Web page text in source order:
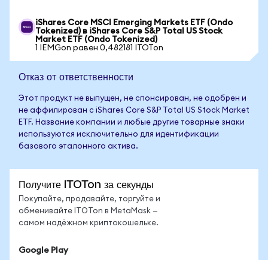
iShares Core MSCI Emerging Markets ETF (Ondo
Tokenized) в iShares Core S&P Total US Stock
Market ETF (Ondo Tokenized)
1 IEMGon равен 0,482181 ITOTon
Отказ от ответственности
Этот продукт не выпущен, не спонсирован, не одобрен и
не аффилирован с iShares Core S&P Total US Stock Market
ETF. Название компании и любые другие товарные знаки
используются исключительно для идентификации
базового эталонного актива.
Получите ITOTon за секунды
Покупайте, продавайте, торгуйте и
обменивайте ITOTon в MetaMask —
самом надёжном криптокошельке.
Google Play